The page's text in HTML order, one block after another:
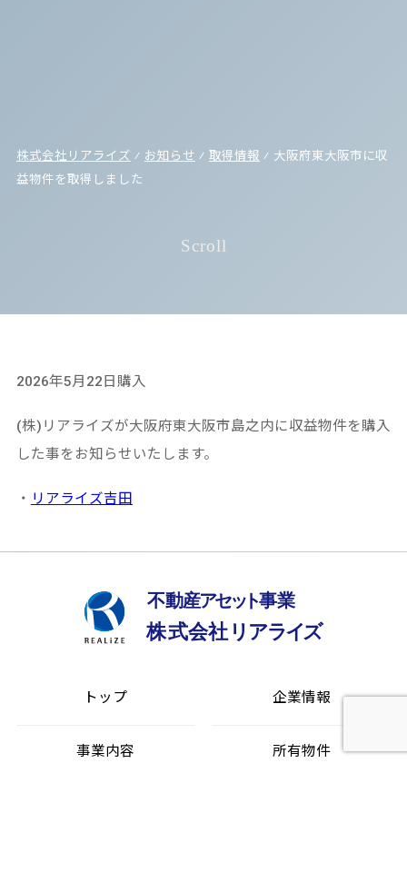
株式会社リアライズ ⁄ お知らせ ⁄ 取得情報 ⁄ 大阪府東大阪市に収
益物件を取得しました
Scroll
2026年5月22日購入
(株)リアライズが大阪府東大阪市島之内に収益物件を購入
した事をお知らせいたします。
・ リアライズ吉田
トップ 企業情報
事業内容 所有物件